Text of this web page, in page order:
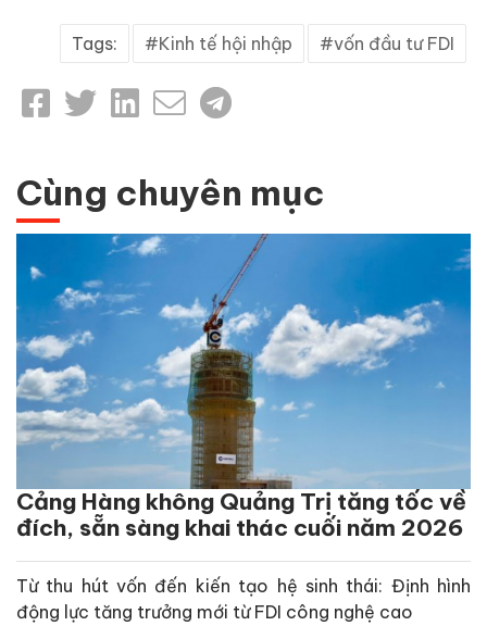
Tags: Kinh tế hội nhập vốn đầu tư FDI
Cùng chuyên mục
Cảng Hàng không Quảng Trị tăng tốc về
đích, sẵn sàng khai thác cuối năm 2026
Từ thu hút vốn đến kiến tạo hệ sinh thái: Định hình
động lực tăng trưởng mới từ FDI công nghệ cao